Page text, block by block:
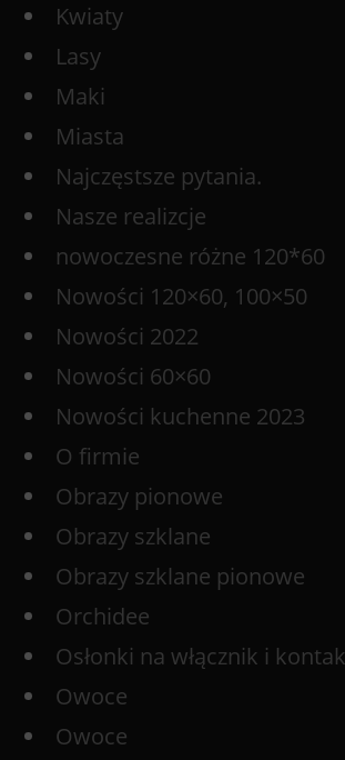
Kwiaty
Lasy
Maki
Miasta
Najczęstsze pytania.
Nasze realizcje
nowoczesne różne 120*60
Nowości 120×60, 100×50
Nowości 2022
Nowości 60×60
Nowości kuchenne 2023
O firmie
Obrazy pionowe
Obrazy szklane
Obrazy szklane pionowe
Orchidee
Osłonki na włącznik i
Owoce
Owoce